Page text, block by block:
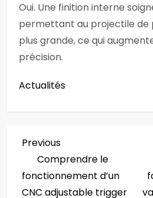
Oui. Une finition interne
permettant au projectile de
plus grande, ce qui
précision.
Actualités
N
a
Previous
Post
Previous
Comprendre le
fonctionnement d’un
CNC adjustable trigger